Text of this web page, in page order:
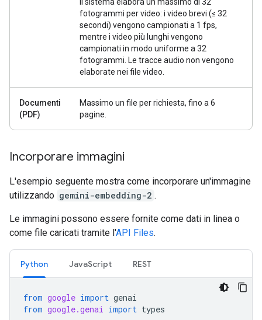
fotogrammi per video: i video brevi (≤ 32
secondi) vengono campionati a 1 fps,
mentre i video più lunghi vengono
campionati in modo uniforme a 32
fotogrammi. Le tracce audio non vengono
elaborate nei file video.
Documenti
(PDF)
Massimo un file per richiesta, fino a 6
pagine.
Incorporare immagini
L'esempio seguente mostra come incorporare un'immagine
utilizzando gemini-embedding-2 .
Le immagini possono essere fornite come dati in linea o
come file caricati tramite l'API Files.
Python JavaScript REST
from google import genai
from google.genai import types